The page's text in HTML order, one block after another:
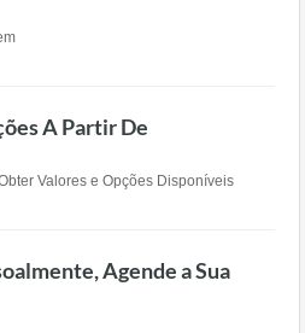
A Partir De
Valores e Opções Disponíveis
Agende a Sua